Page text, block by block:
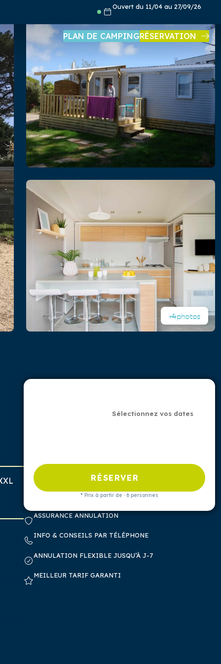
Ouvert du 11/04 au 27/09/26
PLAN DE CAMPINGRÉSERVATION
+4photos
RÉSERVER
* Prix à partir de · 6 personnes
ASSURANCE ANNULATION
INFO & CONSEILS PAR TÉLÉPHONE
ANNULATION FLEXIBLE JUSQU’À J-7
MEILLEUR TARIF GARANTI